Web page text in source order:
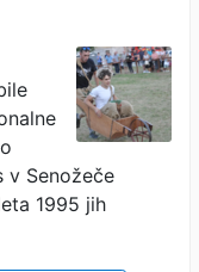
na
v Senožeče
1995 jih